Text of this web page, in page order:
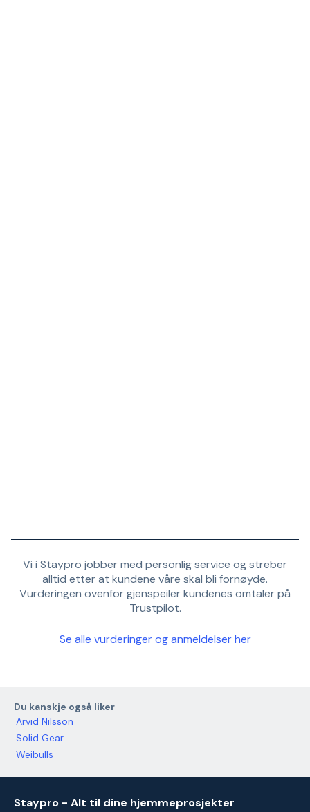
Vi i Staypro jobber med personlig service og streber
alltid etter at kundene våre skal bli fornøyde.
Vurderingen ovenfor gjenspeiler kundenes omtaler på
Trustpilot.
Se alle vurderinger og anmeldelser her
Du kanskje også liker
Arvid Nilsson
Solid Gear
Weibulls
Staypro - Alt til dine hjemmeprosjekter